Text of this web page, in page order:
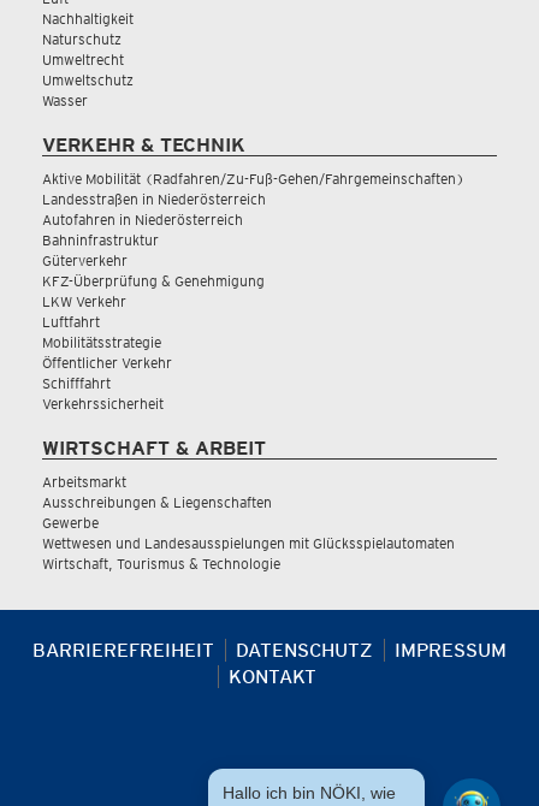
Nachhaltigkeit
Naturschutz
Umweltrecht
Umweltschutz
Wasser
VERKEHR & TECHNIK
Aktive Mobilität (Radfahren/Zu-Fuß-Gehen/Fahrgemeinschaften)
Landesstraßen in Niederösterreich
Autofahren in Niederösterreich
Bahninfrastruktur
Güterverkehr
KFZ-Überprüfung & Genehmigung
LKW Verkehr
Luftfahrt
Mobilitätsstrategie
Öffentlicher Verkehr
Schifffahrt
Verkehrssicherheit
WIRTSCHAFT & ARBEIT
Arbeitsmarkt
Ausschreibungen & Liegenschaften
Gewerbe
Wettwesen und Landesausspielungen mit Glücksspielautomaten
Wirtschaft, Tourismus & Technologie
BARRIEREFREIHEIT DATENSCHUTZ
IMPRESSUM
KONTAKT
Hallo ich bin NÖKI, wie